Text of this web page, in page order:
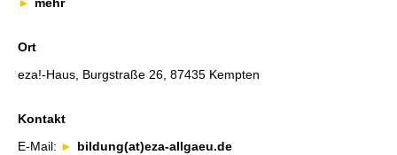
Ort
eza!-Haus, Burgstraße 26, 87435 Kempten
Kontakt
E-Mail:
bildung(at)eza-allgaeu.de